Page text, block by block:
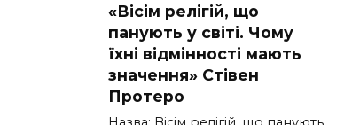
«Вісім релігій, що
панують у світі. Чому
їхні відмінності мають
значення» Стівен
Протеро